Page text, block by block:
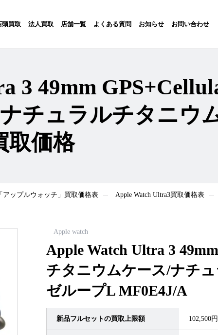
頭買取 法人買取 店舗一覧 よくある質問 お知らせ お問い合わせ
3 49mm
チュラルチタニウ
取価格
アップルウォッチ」買取価格表 Apple Watch Ultra3買取価格表
Apple watch
Apple Watch Ultra 3
チタニウムケース/ナチ
ゼループL MF0E4J/A
新品フルセットの買取上限額 102,500円